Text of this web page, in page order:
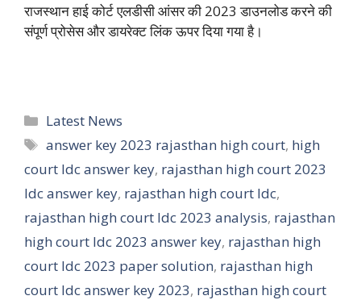
राजस्थान हाई कोर्ट एलडीसी आंसर की 2023 डाउनलोड करने की
संपूर्ण प्रोसेस और डायरेक्ट लिंक ऊपर दिया गया है।
Categories
Latest News
Tags
answer key 2023 rajasthan high court, high
court ldc answer key, rajasthan high court 2023
ldc answer key, rajasthan high court ldc,
rajasthan high court ldc 2023 analysis, rajasthan
high court ldc 2023 answer key, rajasthan high
court ldc 2023 paper solution, rajasthan high
court ldc answer key 2023, rajasthan high court